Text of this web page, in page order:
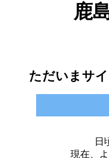
鹿
ただいまサ
日
現在、